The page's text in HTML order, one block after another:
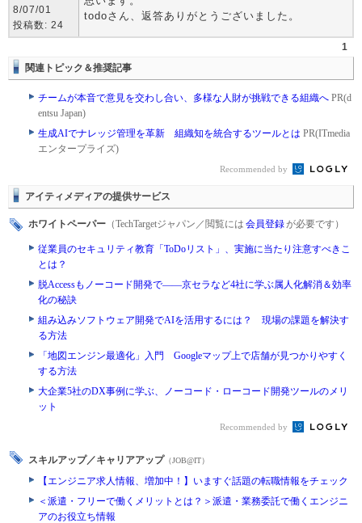
8/07/01
投稿数: 24
todoさん、返答ありがとうございました。
1
関連トピック＆推奨記事
チームが本音で意見を交わし合い、多様な人財が挑戦できる組織へ PR(d
entsu Japan)
生成AIでナレッジ管理を革新 組織知を統合するツールとは PR(ITmedia
エンタープライズ)
Recommended by
アイティメディアの提供サービス
ホワイトペーパー （TechTargetジャパン／閲覧には 会員登録が必要です）
従業員のセキュリティ教育「ToDoリスト」、実施に当たり注意すべきこ
とは？
脱Accessもノーコード開発で――京セラなど4社に学ぶ属人化解消＆効率
化の秘訣
組み込みソフトウェア開発でAIを活用するには？ 現場の課題を解決す
る方法
「地図エンジン最適化」入門 Googleマップ上で店舗が見つかりやすく
する方法
大企業5社のDX事例に学ぶ、ノーコード・ローコード開発ツールのメリ
ット
Recommended by
スキルアップ／キャリアアップ （JOB@IT）
【エンジニア求人情報、増加中！】いますぐ話題の転職情報をチェック
＜派遣・フリーで働くメリットとは？＞派遣・業務委託で働くエンジニ
アのお役立ち情報